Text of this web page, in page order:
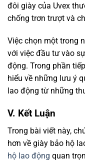
đôi giày của Uvex
chống trơn trượt và
Việc chọn một trong
với việc đầu tư vào
động. Trong phần
hiểu về những lưu ý
lao động từ những
V. Kết Luận
Trong bài viết này,
hơn về giày bảo hộ
hộ lao động quan